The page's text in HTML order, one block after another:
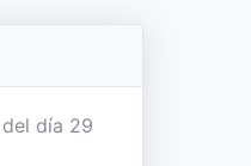
día 29